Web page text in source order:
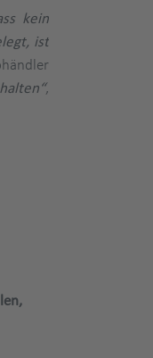
kein
ist
,